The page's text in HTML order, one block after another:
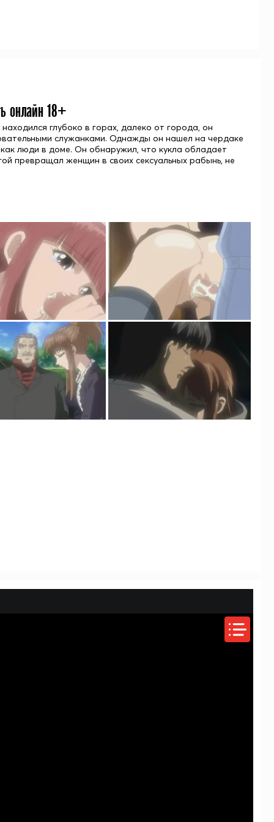
онлайн 18+
глубоко в горах, далеко от города, он
служанками. Однажды он нашел на чердаке
люди в доме. Он обнаружил, что кукла обладает
превращал женщин в своих сексуальных рабынь, не